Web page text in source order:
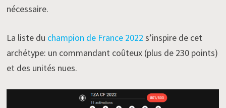
nécessaire.
La liste du champion de France 2022 s’inspire de cet
archétype: un commandant coûteux (plus de 230 points)
et des unités nues.